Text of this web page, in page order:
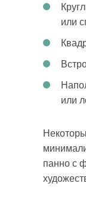
или
или
панно с